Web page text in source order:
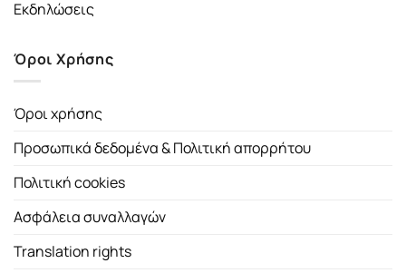
Εκδηλώσεις
Όροι Χρήσης
Όροι χρήσης
Προσωπικά δεδομένα & Πολιτική απορρήτου
Πολιτική cookies
Ασφάλεια συναλλαγών
Translation rights